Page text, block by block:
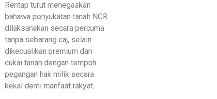
Rentap turut menegaskan
bahawa penyukatan tanah NCR
dilaksanakan secara percuma
tanpa sebarang caj, selain
dikecualikan premium dan
cukai tanah dengan tempoh
pegangan hak milik secara
kekal demi manfaat rakyat.